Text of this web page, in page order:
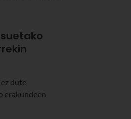
dute
erakundeen